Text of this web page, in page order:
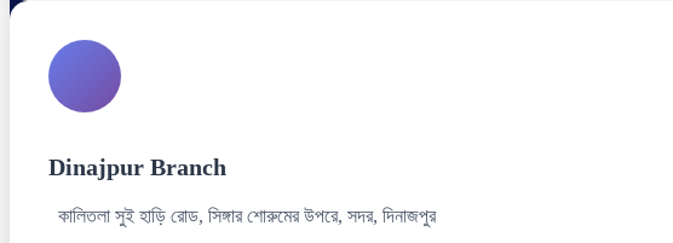
Dinajpur Branch
কালিতলা সুই হাড়ি রোড, সিঙ্গার শোরুমের উপরে, সদর, দিনাজপুর